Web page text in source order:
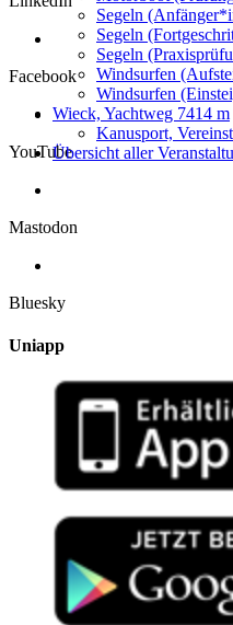
Segeln
Segeln
Segeln
Windsurfen
Windsurfen
Wieck, Yachtweg 7414 m
Kanusport,
Übersicht aller
Facebook
YouTube
Mastodon
Bluesky
Uniapp